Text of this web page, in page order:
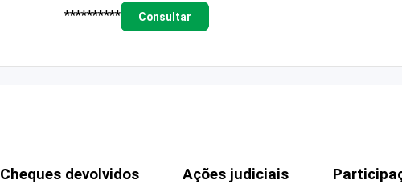
**********
Consultar
Cheques devolvidos Ações judiciais